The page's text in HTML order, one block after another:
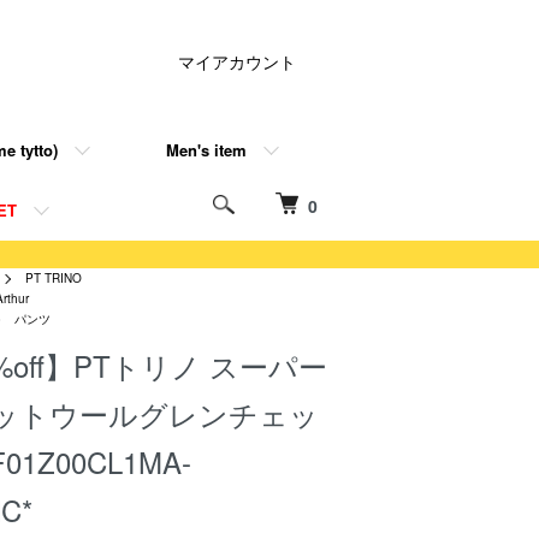
0
tytto) Men's item
マイアカウント
PT TRINO
パンツ
】PTトリノ スーパー
トウールグレンチェッ